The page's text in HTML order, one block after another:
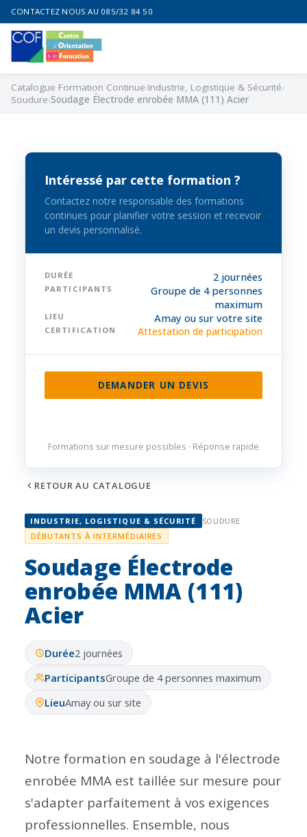
CONTACTEZ NOUS AU 085/32 84 50
Catalogue Formation Continue Industrie, Logistique & Sécurité
Soudure Soudage Électrode enrobée MMA (111) Acier
INDUSTRIE, LOGISTIQUE & SÉCURITÉ
SOUDURE
DÉBUTANTS À INTERMÉDIAIRES
Soudage Électrode
enrobée MMA (111)
Acier
Durée2 journées
ParticipantsGroupe de 4 personnes maximum
LieuAmay ou sur site
Notre formation en soudage à l'électrode
enrobée MMA est taillée sur mesure pour
s'adapter parfaitement à vos exigences
professionnelles. Ensemble, nous
Intéressé par cette formation ?
Contactez notre responsable des formations
continues pour planifier votre session et recevoir
un devis personnalisé.
DURÉE 2 journées
PARTICIPANTS
Groupe de 4 personnes
maximum
LIEU Amay ou sur votre site
CERTIFICATION Attestation de participation
DEMANDER UN DEVIS
Formations sur mesure possibles · Réponse rapide
RETOUR AU CATALOGUE